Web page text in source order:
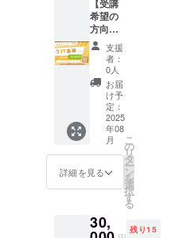
orの基
本操作
HTML/C
SS/Jav
aScript
の基礎
バナー
LP（ラ
ンディ
ング
ペー
ジ）の
制作
順 な
め】 ・
まずは
お試し
で受講
したい
・まだ
何をし
たいか
決めて
ない
【受講
内容
（予
定）】
ンター
ネッ
【受講
希望の
方向
け】限
定15名
様モニ
ター募
集 ③IT
基礎
コース
（カウ
ンセリ
ング+オ
リジナ
ルグッ
ズ付
【こん
な方に
支援
者：
0人
お届
け予
定：
2025
年08
月
詳細を見る
こ
の
リ
タ
ー
ン
を
選
択
す
る
30, 残り15